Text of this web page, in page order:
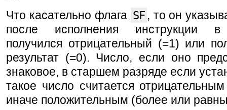
Что касательно флага SF , то он
после исполнения инструкции в
получился отрицательный (=1) или
результат (=0). Число, если оно
знаковое, в старшем разряде если
такое число считается
иначе положительным (более или